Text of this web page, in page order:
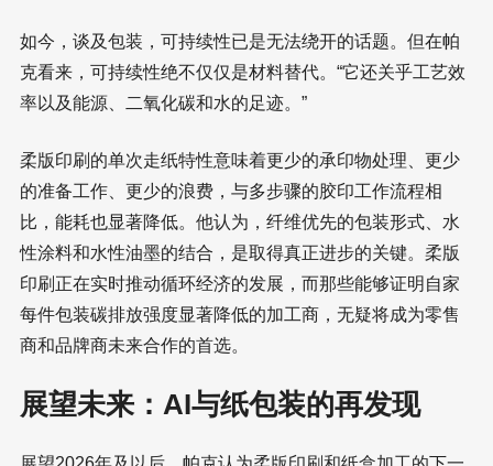
如今，谈及包装，可持续性已是无法绕开的话题。但在帕
克看来，可持续性绝不仅仅是材料替代。“它还关乎工艺效
率以及能源、二氧化碳和水的足迹。”
柔版印刷的单次走纸特性意味着更少的承印物处理、更少
的准备工作、更少的浪费，与多步骤的胶印工作流程相
比，能耗也显著降低。他认为，纤维优先的包装形式、水
性涂料和水性油墨的结合，是取得真正进步的关键。柔版
印刷正在实时推动循环经济的发展，而那些能够证明自家
每件包装碳排放强度显著降低的加工商，无疑将成为零售
商和品牌商未来合作的首选。
展望未来：AI与纸包装的再发现